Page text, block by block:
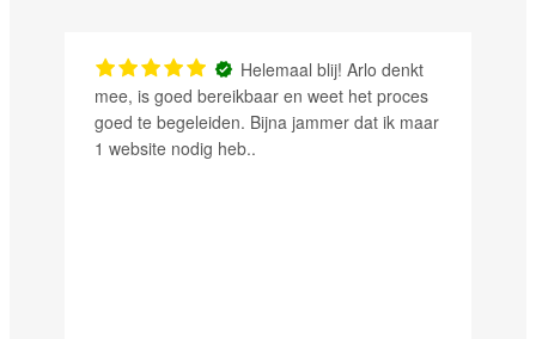
Helemaal blij! Arlo denkt
mee, is goed bereikbaar en weet het proces
goed te begeleiden. Bijna jammer dat ik maar
1 website nodig heb..